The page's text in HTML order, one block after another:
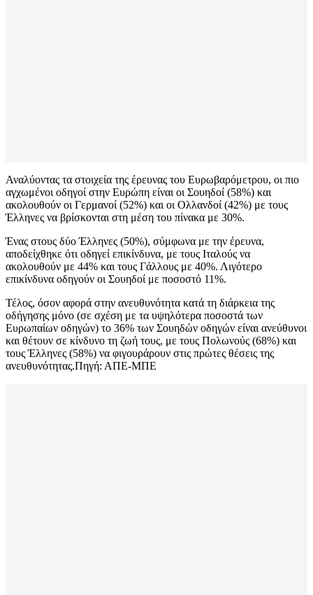
Αναλύοντας τα στοιχεία της έρευνας του Ευρωβαρόμετρου, οι πιο
αγχωμένοι οδηγοί στην Ευρώπη είναι οι Σουηδοί (58%) και
ακολουθούν οι Γερμανοί (52%) και οι Ολλανδοί (42%) με τους
Έλληνες να βρίσκονται στη μέση του πίνακα με 30%.
Ένας στους δύο Έλληνες (50%), σύμφωνα με την έρευνα,
αποδείχθηκε ότι οδηγεί επικίνδυνα, με τους Ιταλούς να
ακολουθούν με 44% και τους Γάλλους με 40%. Λιγότερο
επικίνδυνα οδηγούν οι Σουηδοί με ποσοστό 11%.
Τέλος, όσον αφορά στην ανευθυνότητα κατά τη διάρκεια της
οδήγησης μόνο (σε σχέση με τα υψηλότερα ποσοστά των
Ευρωπαίων οδηγών) το 36% των Σουηδών οδηγών είναι ανεύθυνοι
και θέτουν σε κίνδυνο τη ζωή τους, με τους Πολωνούς (68%) και
τους Έλληνες (58%) να φιγουράρουν στις πρώτες θέσεις της
ανευθυνότητας.Πηγή: ΑΠΕ-ΜΠΕ